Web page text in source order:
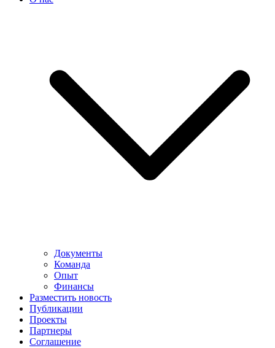
Документы
Команда
Опыт
Финансы
Разместить новость
Публикации
Проекты
Партнеры
Соглашение